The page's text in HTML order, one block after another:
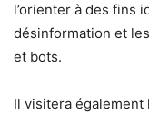
l’orienter à des fins
désinformation et
et bots.
Il visitera également